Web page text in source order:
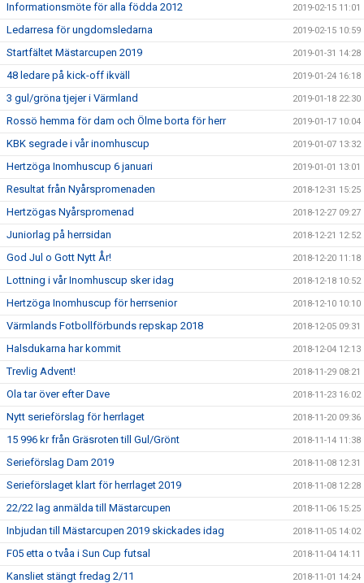
Informationsmöte för alla födda 2012 2019-02-15 11:01
Ledarresa för ungdomsledarna 2019-02-15 10:59
Startfältet Mästarcupen 2019 2019-01-31 14:28
48 ledare på kick-off ikväll 2019-01-24 16:18
3 gul/gröna tjejer i Värmland 2019-01-18 22:30
Rossö hemma för dam och Ölme borta för herr 2019-01-17 10:04
KBK segrade i vår inomhuscup 2019-01-07 13:32
Hertzöga Inomhuscup 6 januari 2019-01-01 13:01
Resultat från Nyårspromenaden 2018-12-31 15:25
Hertzögas Nyårspromenad 2018-12-27 09:27
Juniorlag på herrsidan 2018-12-21 12:52
God Jul o Gott Nytt År! 2018-12-20 11:18
Lottning i vår Inomhuscup sker idag 2018-12-18 10:52
Hertzöga Inomhuscup för herrsenior 2018-12-10 10:10
Värmlands Fotbollförbunds repskap 2018 2018-12-05 09:31
Halsdukarna har kommit 2018-12-04 12:13
Trevlig Advent! 2018-11-29 08:21
Ola tar över efter Dave 2018-11-23 16:02
Nytt serieförslag för herrlaget 2018-11-20 09:36
15 996 kr från Gräsroten till Gul/Grönt 2018-11-14 11:38
Serieförslag Dam 2019 2018-11-08 12:31
Serieförslaget klart för herrlaget 2019 2018-11-08 12:28
22/22 lag anmälda till Mästarcupen 2018-11-06 15:25
Inbjudan till Mästarcupen 2019 skickades idag 2018-11-05 14:02
F05 etta o tvåa i Sun Cup futsal 2018-11-04 14:11
Kansliet stängt fredag 2/11 2018-11-01 14:24